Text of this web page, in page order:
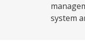
system